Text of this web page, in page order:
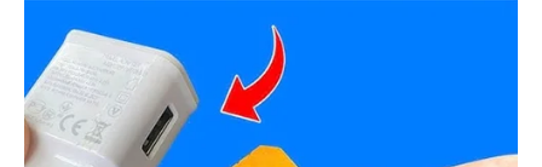
olakšati mnoge aspekte svakodnevnog života.